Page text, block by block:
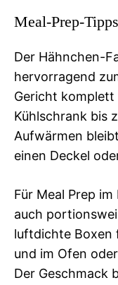
Meal-Prep-
Der Hähnchen-
hervorragend
Gericht
Kühlschrank bis
Aufwärmen
einen Deckel
Für Meal Prep
auch
luftdichte Boxen
und im Ofen
Der Geschmack